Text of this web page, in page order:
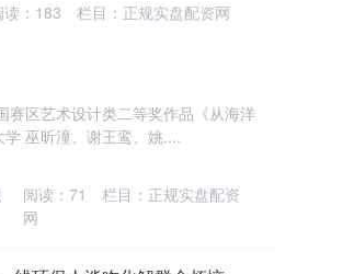
： 183 栏目： 正规实盘配资网
赛区艺术设计类二等奖作品《从海洋
巫昕潼、谢王鸾、姚....
阅读： 71 栏目： 正规实盘配资
网